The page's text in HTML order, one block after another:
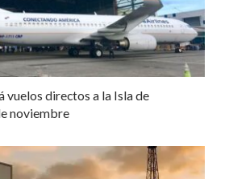
vuelos directos a la Isla de
noviembre